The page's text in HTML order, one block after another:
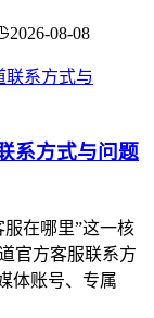
2026-08-08
系方式与问题
服在哪里”这一核
官方客服联系方
体账号、专属